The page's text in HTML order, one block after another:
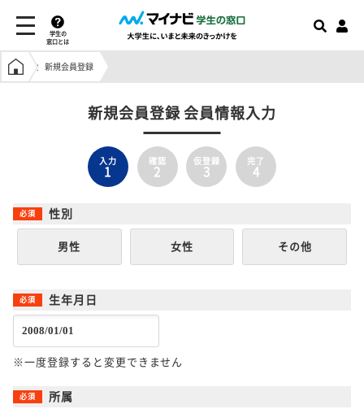
学生の
窓口とは
学生の窓口トップ
新規会員登録
新規会員登録 会員情報入力
入力
1
確認
2
仮登録
3
完了
4
性別
男性 女性 その他
生年月日
※一度登録すると変更できません
所属